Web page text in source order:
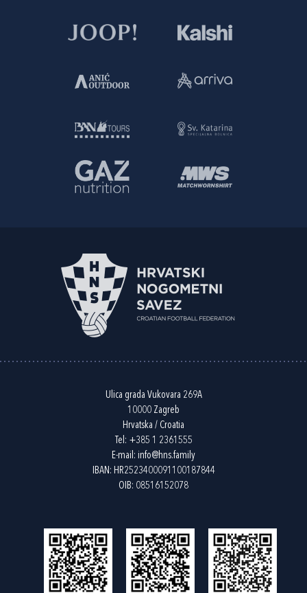
Ulica grada Vukovara 269A
10000 Zagreb
Hrvatska / Croatia
Tel: +385 1 2361555
E-mail: info@hns.family
IBAN: HR2523400091100187844
OIB: 08516152078